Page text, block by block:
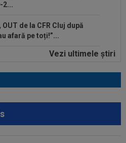
2...
OUT de la CFR Cluj după
afară pe toți!”...
”Am vândut un jucător
de proporții: Ioan Varga,
alt club...
”Hai să-ți spun ce face
Vezi ultimele ştiri